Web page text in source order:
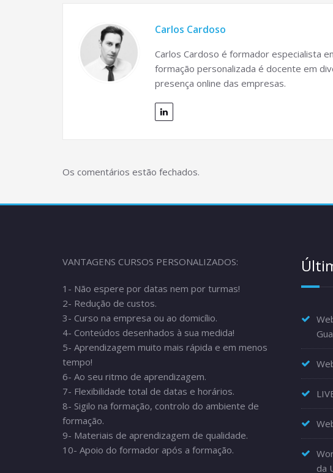
Carlos Cardoso
Carlos Cardoso é formador especialista
formação personalizada é docente em
presença online das empresas.
Os comentários estão fechados.
VANTAGENS CURSOS PERSONALIZADOS:
1- Não espere por datas nem por turmas!
2- Redução de custos.
3- Curso na empresa ou ao domicílio.
4- Conteúdos desenhados à sua medida!
5- Aprendizagem muito mais rápida e em menos
tempo!
6- Ao seu ritmo de aprendizagem.
7- Flexibilidade total de datas e horários.
8- Sigilo na formação, controlo do ambiente de
formação.
9- Materiais de aprendizagem de qualidade.
10- Apoio do formador após a formação.
da